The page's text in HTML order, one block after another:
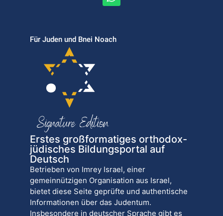
Für Juden und Bnei Noach
Erstes großformatiges orthodox-
jüdisches Bildungsportal auf
Deutsch
Betrieben von Imrey Israel, einer
gemeinnützigen Organisation aus Israel,
bietet diese Seite geprüfte und authentische
Informationen über das Judentum.
Insbesondere in deutscher Sprache gibt es